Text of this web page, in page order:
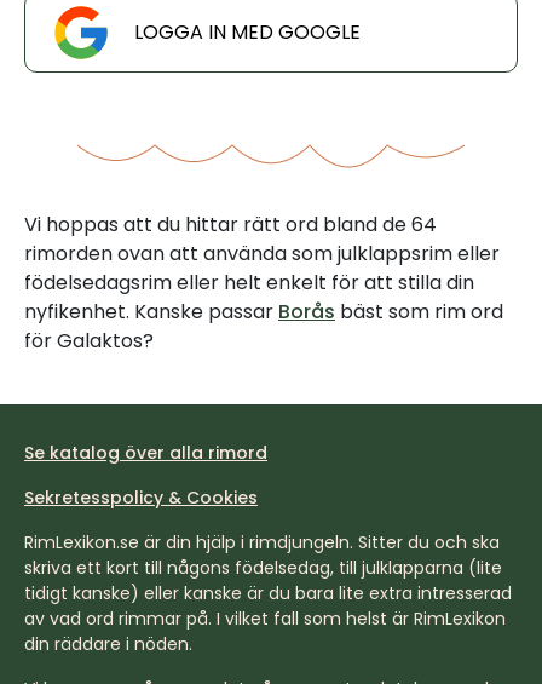
LOGGA IN MED GOOGLE
Vi hoppas att du hittar rätt ord bland de 64
rimorden ovan att använda som julklappsrim eller
födelsedagsrim eller helt enkelt för att stilla din
nyfikenhet. Kanske passar Borås bäst som rim ord
för Galaktos?
Se katalog över alla rimord
Sekretesspolicy & Cookies
RimLexikon.se är din hjälp i rimdjungeln. Sitter du och ska
skriva ett kort till någons födelsedag, till julklapparna (lite
tidigt kanske) eller kanske är du bara lite extra intresserad
av vad ord rimmar på. I vilket fall som helst är RimLexikon
din räddare i nöden.